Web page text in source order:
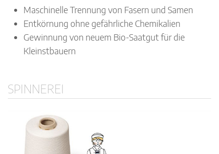
Maschinelle Trennung von Fasern und Samen
Entkörnung ohne gefährliche Chemikalien
Gewinnung von neuem Bio-Saatgut für die
Kleinstbauern
SPINNEREI